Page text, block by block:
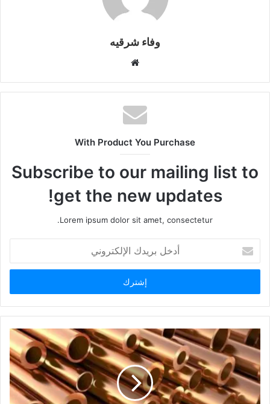
وفاء شرقيه
With Product You Purchase
Subscribe to our mailing list to
get the new updates!
Lorem ipsum dolor sit amet, consectetur.
بريدك
الإلكتروني